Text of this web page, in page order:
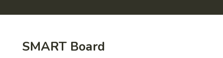
SMART Board